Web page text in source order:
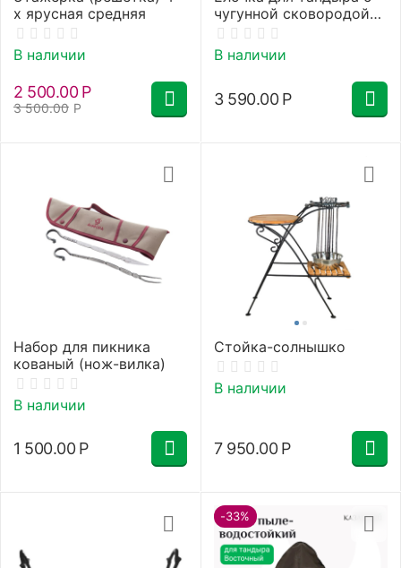
х ярусная средняя
В наличии
3 500.00 Р
2 500.00 Р
чугунной сковородой
D28
В наличии
3 590.00 Р
Набор для пикника
кованый (нож-вилка)
В наличии
1 500.00 Р
Стойка-солнышко
В наличии
7 950.00 Р
-33%